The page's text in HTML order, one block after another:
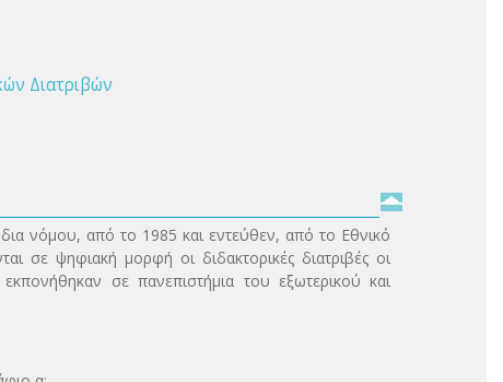
Διατριβών
δια νόμου, από το 1985 και εντεύθεν, από το Εθνικό
σε ψηφιακή μορφή οι διδακτορικές διατριβές οι
σε πανεπιστήμια του εξωτερικού και